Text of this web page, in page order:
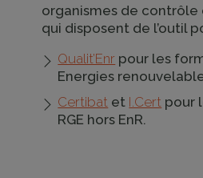
organismes de
qui disposent de l’outil
Qualit’Enr pour les
Energies
Certibat et I.Cert pour
RGE hors EnR.